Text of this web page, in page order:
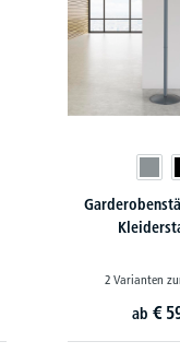
2 Varianten
ab€